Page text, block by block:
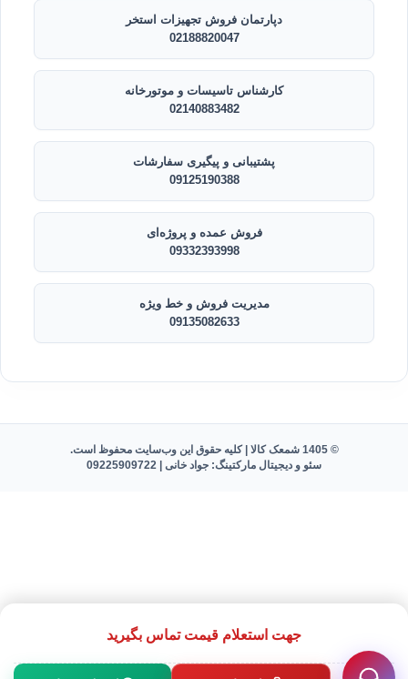
جهت استعلام قیمت تماس بگیرید
دپارتمان فروش تجهیزات استخر
02188820047
کارشناس تاسیسات و موتورخانه
02140883482
پشتیبانی و پیگیری سفارشات
09125190388
فروش عمده و پروژه‌ای
09332393998
مدیریت فروش و خط ویژه
09135082633
© 1405 شمعک کالا | کلیه حقوق این وب‌سایت محفوظ است.
سئو و دیجیتال مارکتینگ: جواد خانی | 09225909722